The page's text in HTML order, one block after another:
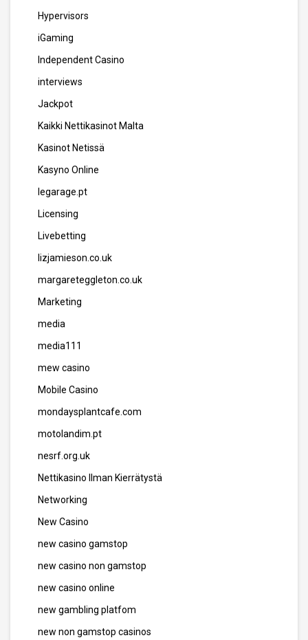
Hypervisors
iGaming
Independent Casino
interviews
Jackpot
Kaikki Nettikasinot Malta
Kasinot Netissä
Kasyno Online
legarage.pt
Licensing
Livebetting
lizjamieson.co.uk
margareteggleton.co.uk
Marketing
media
media111
mew casino
Mobile Casino
mondaysplantcafe.com
motolandim.pt
nesrf.org.uk
Nettikasino Ilman Kierrätystä
Networking
New Casino
new casino gamstop
new casino non gamstop
new casino online
new gambling platfom
new non gamstop casinos